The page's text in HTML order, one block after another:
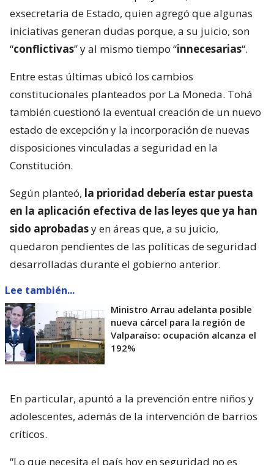
exsecretaria de Estado, quien agregó que algunas
iniciativas generan dudas porque, a su juicio, son
“conflictivas” y al mismo tiempo “innecesarias“.
Entre estas últimas ubicó los cambios
constitucionales planteados por La Moneda. Tohá
también cuestionó la eventual creación de un nuevo
estado de excepción y la incorporación de nuevas
disposiciones vinculadas a seguridad en la
Constitución.
Según planteó, la prioridad debería estar puesta
en la aplicación efectiva de las leyes que ya han
sido aprobadasy en áreas que, a su juicio,
quedaron pendientes de las políticas de seguridad
desarrolladas durante el gobierno anterior.
Lee también...
Ministro Arrau adelanta posible
nueva cárcel para la región de
Valparaíso: ocupación alcanza el
192%
En particular, apuntó a la prevención entre niños y
adolescentes, además de la intervención de barrios
críticos.
“Lo que necesita el país hoy en seguridad no es